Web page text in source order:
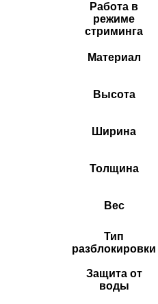
Работа в
режиме
стриминга
Материал
Высота
Ширина
Толщина
Вес
Тип
разблокировки
Защита от
воды